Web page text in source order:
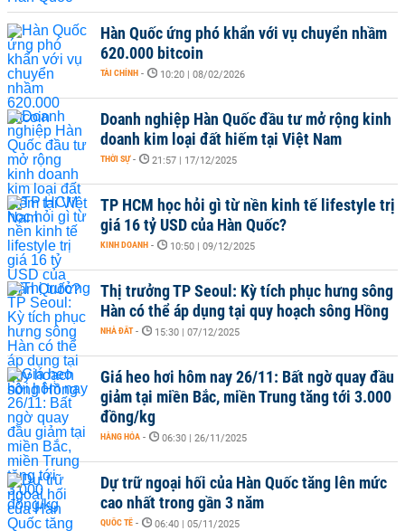
Hàn Quốc ứng phó khẩn với vụ chuyển nhầm
620.000 bitcoin
TÀI CHÍNH - 10:20 | 08/02/2026
Doanh nghiệp Hàn Quốc đầu tư mở rộng kinh
doanh kim loại đất hiếm tại Việt Nam
THỜI SỰ - 21:57 | 17/12/2025
TP HCM học hỏi gì từ nền kinh tế lifestyle trị
giá 16 tỷ USD của Hàn Quốc?
KINH DOANH - 10:50 | 09/12/2025
Thị trưởng TP Seoul: Kỳ tích phục hưng sông
Hàn có thể áp dụng tại quy hoạch sông Hồng
NHÀ ĐẤT - 15:30 | 07/12/2025
Giá heo hơi hôm nay 26/11: Bất ngờ quay đầu
giảm tại miền Bắc, miền Trung tăng tới 3.000
đồng/kg
HÀNG HÓA - 06:30 | 26/11/2025
Dự trữ ngoại hối của Hàn Quốc tăng lên mức
cao nhất trong gần 3 năm
QUỐC TẾ - 06:40 | 05/11/2025